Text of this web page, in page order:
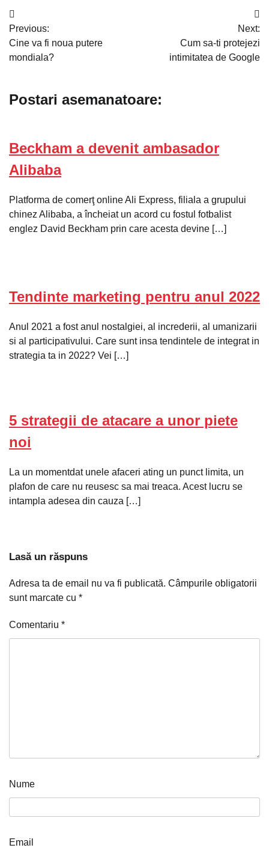
Navigare
în
articole
Previous:
Cine va fi noua putere
mondiala?
Next:
Cum sa-ti protejezi
intimitatea de Google
Postari asemanatoare:
Beckham a devenit ambasador
Alibaba
Platforma de comerţ online Ali Express, filiala a grupului
chinez Alibaba, a încheiat un acord cu fostul fotbalist
englez David Beckham prin care acesta devine […]
Tendinte marketing pentru anul 2022
Anul 2021 a fost anul nostalgiei, al increderii, al umanizarii
si al participativului. Care sunt insa tendintele de integrat in
strategia ta in 2022? Vei […]
5 strategii de atacare a unor piete
noi
La un momentdat unele afaceri ating un punct limita, un
plafon de care nu reusesc sa mai treaca. Acest lucru se
intampla adesea din cauza […]
Lasă un răspuns
Adresa ta de email nu va fi publicată. Câmpurile obligatorii
sunt marcate cu *
Comentariu *
Nume
Email